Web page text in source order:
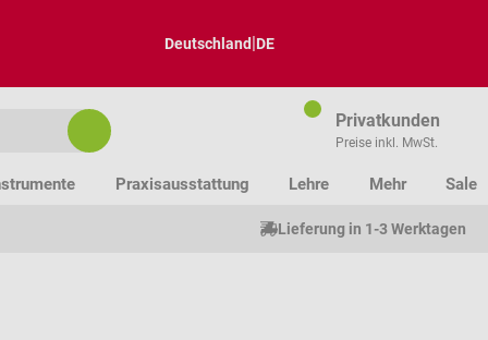
Deutschland|DE
Privatkunden
Preise inkl. MwSt.
Praxisausstattung Lehre Mehr Sale
Lieferung in 1-3 Werktagen